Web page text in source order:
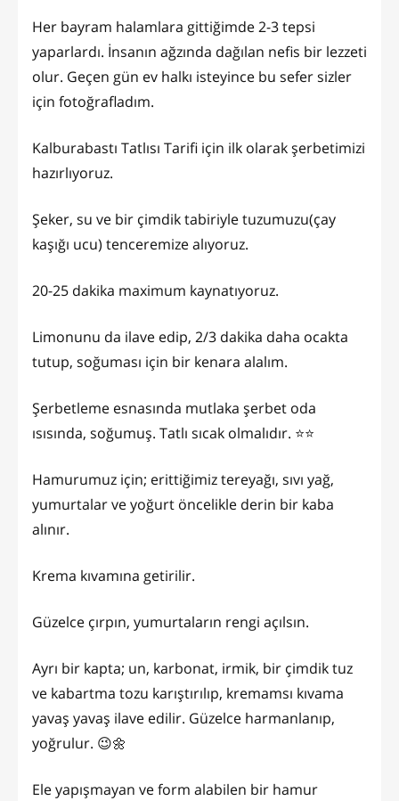
Her bayram halamlara gittiğimde 2-3 tepsi
yaparlardı. İnsanın ağzında dağılan nefis bir lezzeti
olur. Geçen gün ev halkı isteyince bu sefer sizler
için fotoğrafladım.
Kalburabastı Tatlısı Tarifi için ilk olarak şerbetimizi
hazırlıyoruz.
Şeker, su ve bir çimdik tabiriyle tuzumuzu(çay
kaşığı ucu) tenceremize alıyoruz.
20-25 dakika maximum kaynatıyoruz.
Limonunu da ilave edip, 2/3 dakika daha ocakta
tutup, soğuması için bir kenara alalım.
Şerbetleme esnasında mutlaka şerbet oda
ısısında, soğumuş. Tatlı sıcak olmalıdır. ⭐️⭐️
Hamurumuz için; erittiğimiz tereyağı, sıvı yağ,
yumurtalar ve yoğurt öncelikle derin bir kaba
alınır.
Krema kıvamına getirilir.
Güzelce çırpın, yumurtaların rengi açılsın.
Ayrı bir kapta; un, karbonat, irmik, bir çimdik tuz
ve kabartma tozu karıştırılıp, kremamsı kıvama
yavaş yavaş ilave edilir. Güzelce harmanlanıp,
yoğrulur. 😉🌼
Ele yapışmayan ve form alabilen bir hamur